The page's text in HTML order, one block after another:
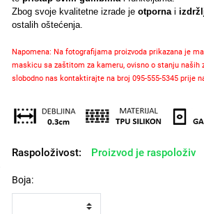
Next
Zbog svoje kvalitetne izrade je otpornai
ostalih oštećenja.
Napomena: Na fotografijama proizvoda prikazana je
maskicu sa zaštitom za kameru, ovisno o stanju
slobodno nas kontaktirajte na broj 095-555-5345 prije
Raspoloživost: Proizvod je raspoloživ
Boja: